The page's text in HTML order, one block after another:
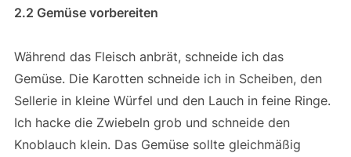
2.2 Gemüse vorbereiten
Während das Fleisch anbrät, schneide ich das
Gemüse. Die Karotten schneide ich in Scheiben, den
Sellerie in kleine Würfel und den Lauch in feine Ringe.
Ich hacke die Zwiebeln grob und schneide den
Knoblauch klein. Das Gemüse sollte gleichmäßig